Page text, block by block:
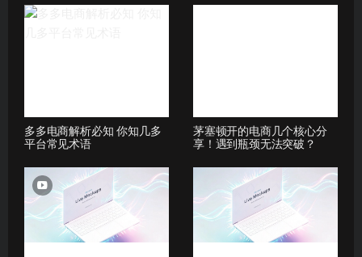
多多电商解析必知 你知几多
平台常见术语
茅塞顿开的电商几个核心分
享！遇到瓶颈无法突破？